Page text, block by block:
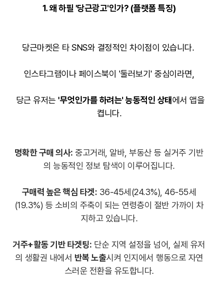
1. 왜 하필 '당근광고'인가? (플랫폼 특징)
당근마켓은 타 SNS와 결정적인 차이점이 있습니다.
인스타그램이나 페이스북이 '둘러보기' 중심이라면,
당근 유저는 '무엇인가를 하려는' 능동적인 상태에서 앱을
켭니다.
명확한 구매 의사: 중고거래, 알바, 부동산 등 실거주 기반
의 능동적인 정보 탐색이 이루어집니다.
구매력 높은 핵심 타겟: 36-45세(24.3%), 46-55세
(19.3%) 등 소비의 주축이 되는 연령층이 절반 가까이 차
지하고 있습니다.
거주+활동 기반 타겟팅: 단순 지역 설정을 넘어, 실제 유저
의 생활권 내에서 반복 노출시켜 인지에서 행동으로 자연
스러운 전환을 유도합니다.